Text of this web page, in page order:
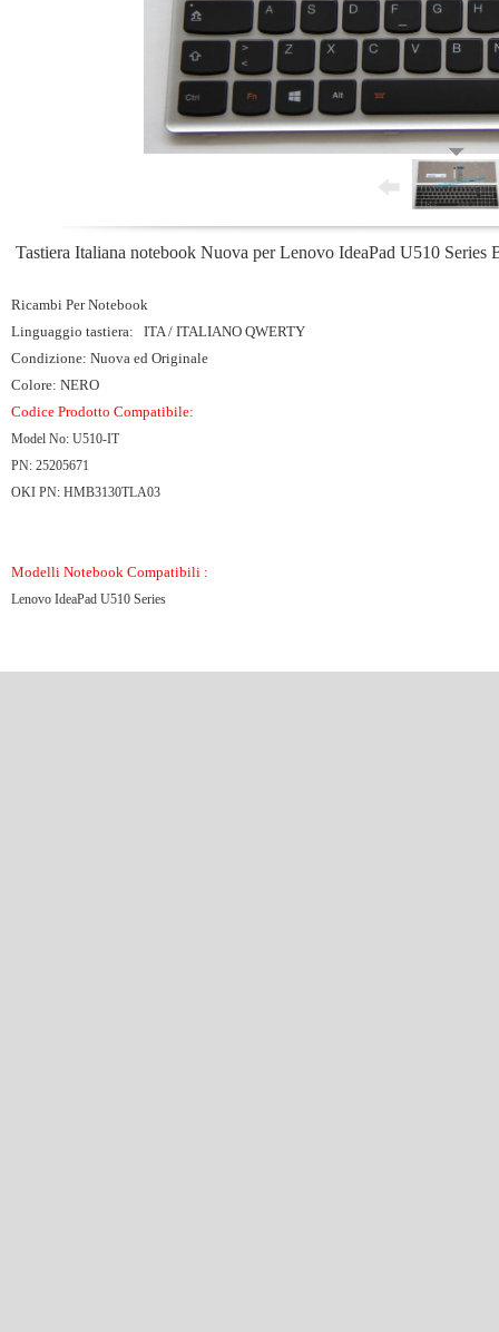
Tastiera Italiana notebook Nuova per Lenovo IdeaPad U510 Series
Ricambi Per Notebook
Linguaggio tastiera: ITA / ITALIANO QWERTY
Condizione: Nuova ed Originale
Colore: NERO
Codice Prodotto Compatibile:
Model No: U510-IT
PN: 25205671
OKI PN: HMB3130TLA03
Modelli Notebook Compatibili :
Lenovo IdeaPad U510 Series